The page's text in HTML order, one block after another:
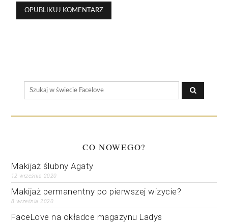
CO NOWEGO?
Makijaż ślubny Agaty
12 września 2020
Makijaż permanentny po pierwszej wizycie?
8 września 2020
FaceLove na okładce magazynu Ladys